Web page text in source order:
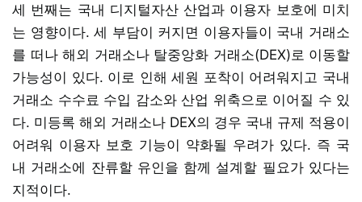
세 번째는 국내 디지털자산 산업과 이용자 보호에 미치
는 영향이다. 세 부담이 커지면 이용자들이 국내 거래소
를 떠나 해외 거래소나 탈중앙화 거래소(DEX)로 이동할
가능성이 있다. 이로 인해 세원 포착이 어려워지고 국내
거래소 수수료 수입 감소와 산업 위축으로 이어질 수 있
다. 미등록 해외 거래소나 DEX의 경우 국내 규제 적용이
어려워 이용자 보호 기능이 약화될 우려가 있다. 즉 국
내 거래소에 잔류할 유인을 함께 설계할 필요가 있다는
지적이다.